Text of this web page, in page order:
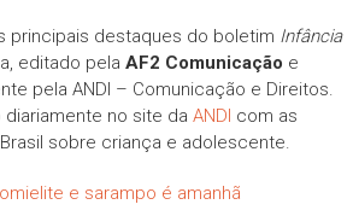
principais destaques do boletim Infância
editado pela AF2 Comunicação e
pela ANDI – Comunicação e Direitos.
no site da ANDI com as
sobre criança e adolescente.
e sarampo é amanhã